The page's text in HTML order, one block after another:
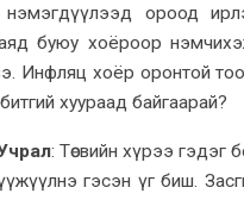
нэмэгдүүлээд ороод
буюу хоёроор
. Инфляц хоёр оронтой
хуураад байгаарай?
: Төсвийн хүрээ гэдэг
гэсэн үг биш.